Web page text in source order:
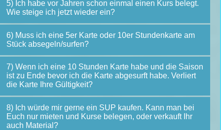
5) Ich habe vor Jahren schon einmal einen Kurs belegt.
Wie steige ich jetzt wieder ein?
6) Muss ich eine 5er Karte oder 10er Stundenkarte am
Stück absegeln/surfen?
7) Wenn ich eine 10 Stunden Karte habe und die Saison
ist zu Ende bevor ich die Karte abgesurft habe. Verliert
die Karte Ihre Gültigkeit?
8) Ich würde mir gerne ein SUP kaufen. Kann man bei
Euch nur mieten und Kurse belegen, oder verkauft Ihr
auch Material?